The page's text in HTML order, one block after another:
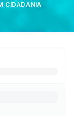
CIDADANIA